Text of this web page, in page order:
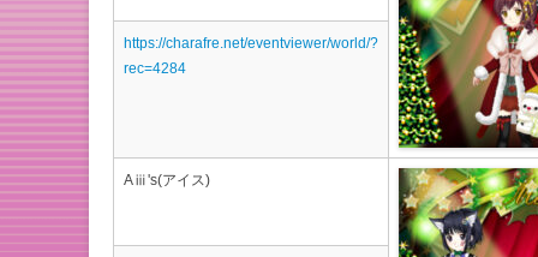
https://charafre.net/eventviewer/world/?
rec=4284
Aⅲ's(アイス)